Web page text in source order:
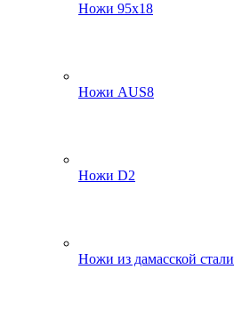
Ножи 95х18
Ножи AUS8
Ножи D2
Ножи из дамасской стали